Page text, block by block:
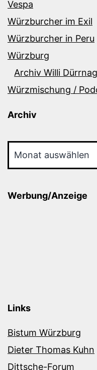
Vespa
Würzburcher im Exil
Würzburcher in Peru
Würzburg
Archiv Willi
Würzmischung /
Archiv
Werbung/Anzeige
Links
Bistum Würzburg
Dieter Thomas Kuhn
Dittsche-Forum